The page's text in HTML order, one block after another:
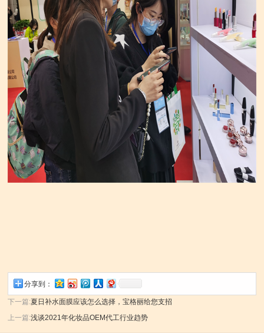
分享到：
下一篇:夏日补水面膜应该怎么选择，宝格丽给您支招
上一篇:浅谈2021年化妆品OEM代工行业趋势